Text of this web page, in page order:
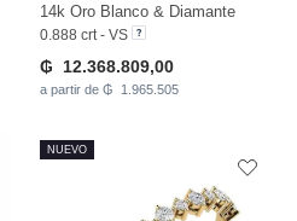
14k Oro Blanco & Diamante
0.888 crt - VS
₲ 12.368.809,00
a partir de ₲ 1.965.505
NUEVO